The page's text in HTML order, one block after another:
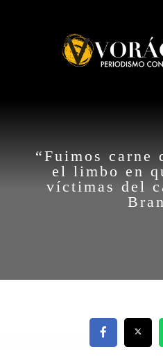
“Fuimos carne
el limbo en
víctimas del